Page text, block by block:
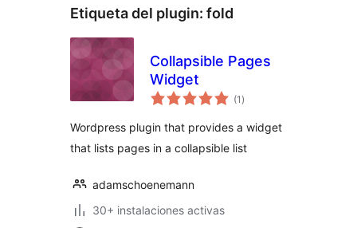
Etiqueta del plugin: fold
Collapsible Pages
Widget
(1 total
de
)
Wordpress plugin that provides a widget
that lists pages in a collapsible list
adamschoenemann
30+ instalaciones activas